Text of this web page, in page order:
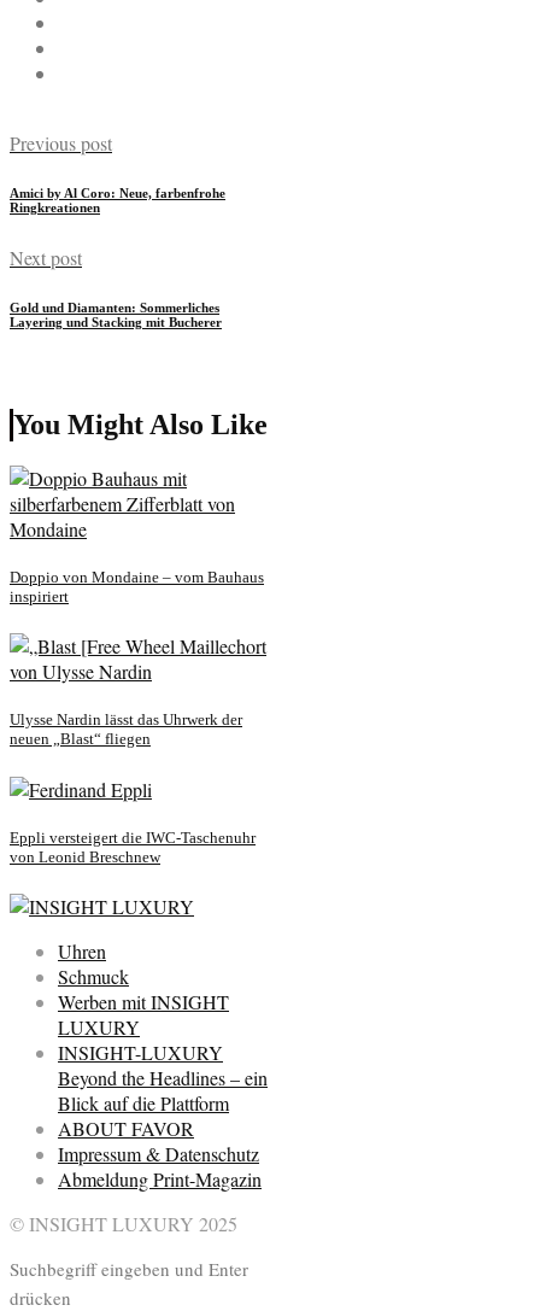
Previous post
Amici by Al Coro: Neue, farbenfrohe
Ringkreationen
Next post
Gold und Diamanten: Sommerliches
Layering und Stacking mit Bucherer
You Might Also Like
Doppio von Mondaine – vom Bauhaus
inspiriert
Ulysse Nardin lässt das Uhrwerk der
neuen „Blast“ fliegen
Eppli versteigert die IWC-Taschenuhr
von Leonid Breschnew
Uhren
Schmuck
Werben mit INSIGHT
LUXURY
INSIGHT-LUXURY
Beyond the Headlines – ein
Blick auf die Plattform
ABOUT FAVOR
Impressum & Datenschutz
Abmeldung Print-Magazin
© INSIGHT LUXURY 2025
Suchbegriff eingeben und Enter
drücken